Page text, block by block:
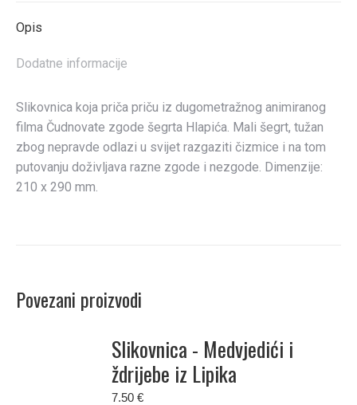
Opis
Dodatne informacije
Slikovnica koja priča priču iz dugometražnog animiranog
filma Čudnovate zgode šegrta Hlapića. Mali šegrt, tužan
zbog nepravde odlazi u svijet razgaziti čizmice i na tom
putovanju doživljava razne zgode i nezgode. Dimenzije:
210 x 290 mm.
Povezani proizvodi
Slikovnica - Medvjedići i
ždrijebe iz Lipika
7.50 €